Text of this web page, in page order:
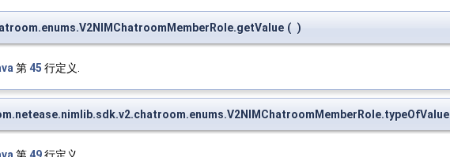
( )
第 45 行定义.
第 49行定义.